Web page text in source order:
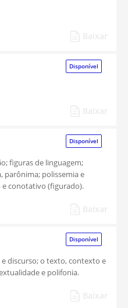
Disponível
Disponível
figuras de linguagem;
parônima; polissemia e
conotativo (figurado).
Disponível
discurso; o texto, contexto e
e polifonia.